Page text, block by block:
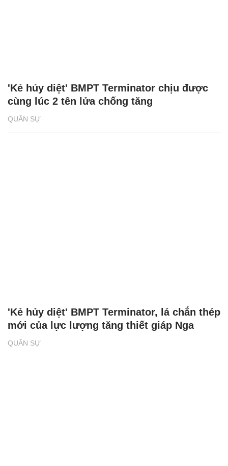
QUÂN SỰ
'Kẻ hủy diệt' BMPT Terminator chịu được
cùng lúc 2 tên lửa chống tăng
QUÂN SỰ
'Kẻ hủy diệt' BMPT Terminator, lá chắn thép
mới của lực lượng tăng thiết giáp Nga